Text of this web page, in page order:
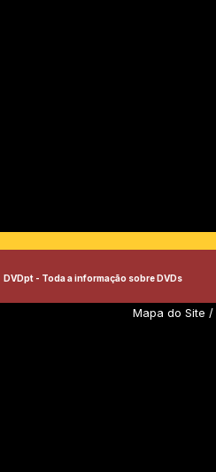
DVDpt - Toda a informação sobre DVDs
Mapa do Site /